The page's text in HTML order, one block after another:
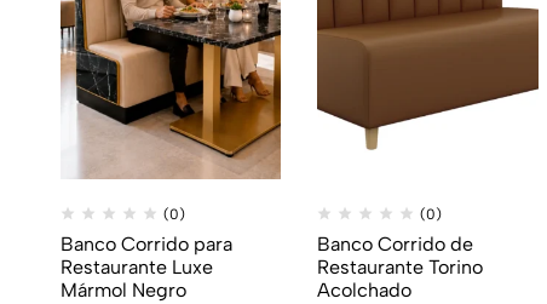
(0)
Banco Corrido para
Restaurante Luxe
Mármol Negro
(0)
Banco Corrido de
Restaurante Torino
Acolchado